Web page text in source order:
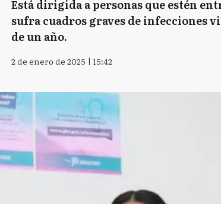
Está dirigida a personas que estén
sufra cuadros graves de infecciones
de un año.
2 de enero de 2025 | 15:42